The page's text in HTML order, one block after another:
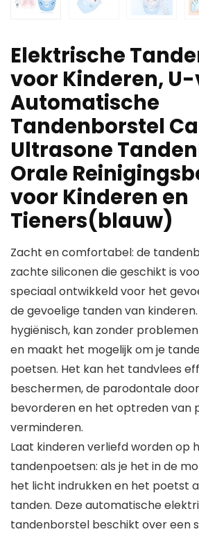
Elektrische
voor Kinderen,
Automatische
Tandenborstel
Ultrasone
Orale
voor Kinderen en
Tieners(blauw)
Zacht en comfortabel: de
zachte siliconen die geschikt is
speciaal ontwikkeld voor het
de gevoelige tanden van
hygiënisch, kan zonder
en maakt het mogelijk om je
poetsen. Het kan het tandvlees
beschermen, de parodontale
bevorderen en het optreden van
verminderen.
Laat kinderen verliefd worden op
tandenpoetsen: als je het in de
het licht indrukken en het poetst
tanden. Deze automatische
tandenborstel beschikt over een